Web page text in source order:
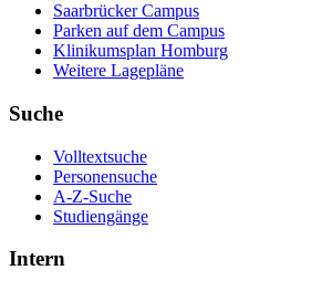
Saarbrücker Campus
Parken auf dem Campus
Klinikumsplan Homburg
Weitere Lagepläne
Suche
Volltextsuche
Personensuche
A-Z-Suche
Studiengänge
Intern